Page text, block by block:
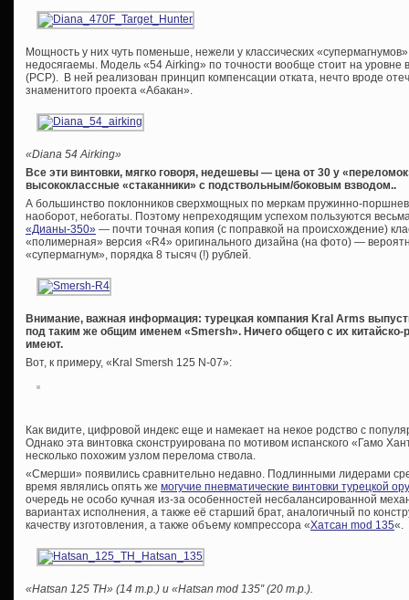
Мощность у них чуть поменьше, нежели у классических
недосягаемы. Модель «54 Airking» по точности вообще стоит на уровне
(PCP). В ней реализован принцип компенсации отката, нечто вроде
знаменитого проекта «Абакан».
«Diana 54 Airking»
Все эти винтовки, мягко говоря, недешевы — цена от 30 у
высококлассные «стаканники» с подствольным/боковым взводом..
А большинство поклонников сверхмощных по меркам пружинно-
наоборот, небогаты. Поэтому непреходящим успехом пользуются
«Дианы-350» — почти точная копия (с поправкой на происхождение)
«полимерная» версия «R4» оригинального дизайна (на фото) —
«супермагнум», порядка 8 тысяч (!) рублей.
Внимание, важная информация: турецкая компания Kral Arms
под таким же общим именем «Smersh». Ничего общего с их
имеют.
Вот, к примеру, «Kral Smersh 125 N-07»:
Как видите, цифровой индекс еще и намекает на некое родство с
Однако эта винтовка сконструирована по мотивом испанского «Гамо
несколько похожим узлом перелома ствола.
«Смерши» появились сравнительно недавно. Подлинными лидерами
время являлись опять же могучие пневматические винтовки турецкой
очередь не особо кучная из-за особенностей несбалансированной
вариантах исполнения, а также её старший брат, аналогичный по
качеству изготовления, а также объему компрессора «Хатсан mod 135«.
«Hatsan 125 TH» (14 т.р.) и «Hatsan mod 135″ (20 т.р.).